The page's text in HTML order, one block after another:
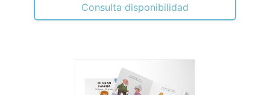
Consulta disponibilidad